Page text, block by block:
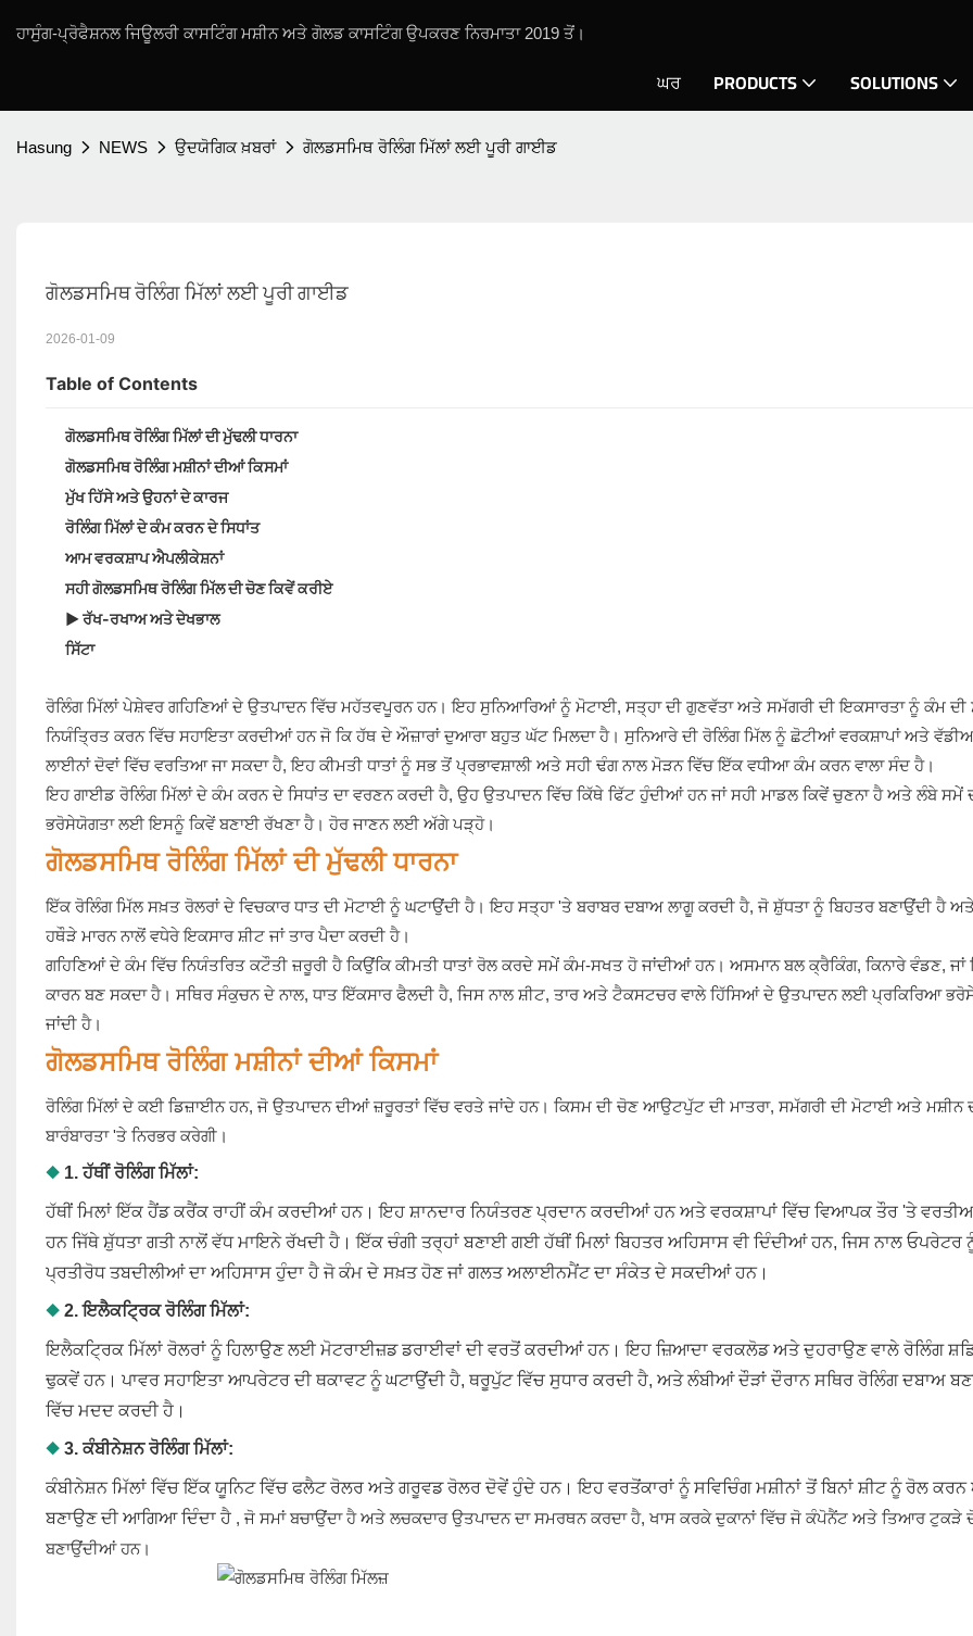
ਹਾਸੁੰਗ-ਪ੍ਰੋਫੈਸ਼ਨਲ ਜਿਊਲਰੀ ਕਾਸਟਿੰਗ ਮਸ਼ੀਨ ਅਤੇ ਗੋਲਡ ਕਾਸਟਿੰਗ ਉਪਕਰਣ ਨਿਰਮਾਤਾ 2019 ਤੋਂ।
ਘਰ PRODUCTS SOLUTIONS
Hasung NEWS ਉਦਯੋਗਿਕ ਖ਼ਬਰਾਂ ਗੋਲਡਸਮਿਥ ਰੋਲਿੰਗ ਮਿੱਲਾਂ ਲਈ ਪੂਰੀ ਗਾਈਡ
ਗੋਲਡਸਮਿਥ ਰੋਲਿੰਗ ਮਿੱਲਾਂ ਲਈ ਪੂਰੀ ਗਾਈਡ
2026-01-09
Table of Contents
ਗੋਲਡਸਮਿਥ ਰੋਲਿੰਗ ਮਿੱਲਾਂ ਦੀ ਮੁੱਢਲੀ ਧਾਰਨਾ
ਗੋਲਡਸਮਿਥ ਰੋਲਿੰਗ ਮਸ਼ੀਨਾਂ ਦੀਆਂ ਕਿਸਮਾਂ
ਮੁੱਖ ਹਿੱਸੇ ਅਤੇ ਉਹਨਾਂ ਦੇ ਕਾਰਜ
ਰੋਲਿੰਗ ਮਿੱਲਾਂ ਦੇ ਕੰਮ ਕਰਨ ਦੇ ਸਿਧਾਂਤ
ਆਮ ਵਰਕਸ਼ਾਪ ਐਪਲੀਕੇਸ਼ਨਾਂ
ਸਹੀ ਗੋਲਡਸਮਿਥ ਰੋਲਿੰਗ ਮਿੱਲ ਦੀ ਚੋਣ ਕਿਵੇਂ ਕਰੀਏ
▶ ਰੱਖ-ਰਖਾਅ ਅਤੇ ਦੇਖਭਾਲ
ਸਿੱਟਾ
ਰੋਲਿੰਗ ਮਿੱਲਾਂ ਪੇਸ਼ੇਵਰ ਗਹਿਣਿਆਂ ਦੇ ਉਤਪਾਦਨ ਵਿੱਚ ਮਹੱਤਵਪੂਰਨ ਹਨ। ਇਹ ਸੁਨਿਆਰਿਆਂ ਨੂੰ ਮੋਟਾਈ, ਸਤ੍ਹਾ ਦੀ ਗੁਣਵੱਤਾ ਅਤੇ ਸਮੱਗਰੀ ਦੀ ਇਕਸਾਰਤਾ ਨੂੰ ਕੰਮ ਦੀ
ਨਿਯੰਤ੍ਰਿਤ ਕਰਨ ਵਿੱਚ ਸਹਾਇਤਾ ਕਰਦੀਆਂ ਹਨ ਜੋ ਕਿ ਹੱਥ ਦੇ ਔਜ਼ਾਰਾਂ ਦੁਆਰਾ ਬਹੁਤ ਘੱਟ ਮਿਲਦਾ ਹੈ। ਸੁਨਿਆਰੇ ਦੀ ਰੋਲਿੰਗ ਮਿੱਲ ਨੂੰ ਛੋਟੀਆਂ ਵਰਕਸ਼ਾਪਾਂ ਅਤੇ
ਲਾਈਨਾਂ ਦੋਵਾਂ ਵਿੱਚ ਵਰਤਿਆ ਜਾ ਸਕਦਾ ਹੈ, ਇਹ ਕੀਮਤੀ ਧਾਤਾਂ ਨੂੰ ਸਭ ਤੋਂ ਪ੍ਰਭਾਵਸ਼ਾਲੀ ਅਤੇ ਸਹੀ ਢੰਗ ਨਾਲ ਮੋੜਨ ਵਿੱਚ ਇੱਕ ਵਧੀਆ ਕੰਮ ਕਰਨ ਵਾਲਾ ਸੰਦ ਹੈ।
ਇਹ ਗਾਈਡ ਰੋਲਿੰਗ ਮਿੱਲਾਂ ਦੇ ਕੰਮ ਕਰਨ ਦੇ ਸਿਧਾਂਤ ਦਾ ਵਰਣਨ ਕਰਦੀ ਹੈ, ਉਹ ਉਤਪਾਦਨ ਵਿੱਚ ਕਿੱਥੇ ਫਿੱਟ ਹੁੰਦੀਆਂ ਹਨ ਜਾਂ ਸਹੀ ਮਾਡਲ ਕਿਵੇਂ ਚੁਣਨਾ ਹੈ ਅਤੇ ਲੰਬੇ ਸਮੇਂ
ਭਰੋਸੇਯੋਗਤਾ ਲਈ ਇਸਨੂੰ ਕਿਵੇਂ ਬਣਾਈ ਰੱਖਣਾ ਹੈ। ਹੋਰ ਜਾਣਨ ਲਈ ਅੱਗੇ ਪੜ੍ਹੋ।
ਗੋਲਡਸਮਿਥ ਰੋਲਿੰਗ ਮਿੱਲਾਂ ਦੀ ਮੁੱਢਲੀ ਧਾਰਨਾ
ਇੱਕ ਰੋਲਿੰਗ ਮਿੱਲ ਸਖ਼ਤ ਰੋਲਰਾਂ ਦੇ ਵਿਚਕਾਰ ਧਾਤ ਦੀ ਮੋਟਾਈ ਨੂੰ ਘਟਾਉਂਦੀ ਹੈ। ਇਹ ਸਤ੍ਹਾ 'ਤੇ ਬਰਾਬਰ ਦਬਾਅ ਲਾਗੂ ਕਰਦੀ ਹੈ, ਜੋ ਸ਼ੁੱਧਤਾ ਨੂੰ ਬਿਹਤਰ ਬਣਾਉਂਦੀ ਹੈ ਅਤੇ
ਹਥੌੜੇ ਮਾਰਨ ਨਾਲੋਂ ਵਧੇਰੇ ਇਕਸਾਰ ਸ਼ੀਟ ਜਾਂ ਤਾਰ ਪੈਦਾ ਕਰਦੀ ਹੈ।
ਗਹਿਣਿਆਂ ਦੇ ਕੰਮ ਵਿੱਚ ਨਿਯੰਤਰਿਤ ਕਟੌਤੀ ਜ਼ਰੂਰੀ ਹੈ ਕਿਉਂਕਿ ਕੀਮਤੀ ਧਾਤਾਂ ਰੋਲ ਕਰਦੇ ਸਮੇਂ ਕੰਮ-ਸਖਤ ਹੋ ਜਾਂਦੀਆਂ ਹਨ। ਅਸਮਾਨ ਬਲ ਕ੍ਰੈਕਿੰਗ, ਕਿਨਾਰੇ ਵੰਡਣ, ਜਾਂ
ਕਾਰਨ ਬਣ ਸਕਦਾ ਹੈ। ਸਥਿਰ ਸੰਕੁਚਨ ਦੇ ਨਾਲ, ਧਾਤ ਇੱਕਸਾਰ ਫੈਲਦੀ ਹੈ, ਜਿਸ ਨਾਲ ਸ਼ੀਟ, ਤਾਰ ਅਤੇ ਟੈਕਸਟਚਰ ਵਾਲੇ ਹਿੱਸਿਆਂ ਦੇ ਉਤਪਾਦਨ ਲਈ ਪ੍ਰਕਿਰਿਆ
ਜਾਂਦੀ ਹੈ।
ਗੋਲਡਸਮਿਥ ਰੋਲਿੰਗ ਮਸ਼ੀਨਾਂ ਦੀਆਂ ਕਿਸਮਾਂ
ਰੋਲਿੰਗ ਮਿੱਲਾਂ ਦੇ ਕਈ ਡਿਜ਼ਾਈਨ ਹਨ, ਜੋ ਉਤਪਾਦਨ ਦੀਆਂ ਜ਼ਰੂਰਤਾਂ ਵਿੱਚ ਵਰਤੇ ਜਾਂਦੇ ਹਨ। ਕਿਸਮ ਦੀ ਚੋਣ ਆਉਟਪੁੱਟ ਦੀ ਮਾਤਰਾ, ਸਮੱਗਰੀ ਦੀ ਮੋਟਾਈ ਅਤੇ ਮਸ਼ੀਨ
ਬਾਰੰਬਾਰਤਾ 'ਤੇ ਨਿਰਭਰ ਕਰੇਗੀ।
◆1. ਹੱਥੀਂ ਰੋਲਿੰਗ ਮਿੱਲਾਂ:
ਹੱਥੀਂ ਮਿਲਾਂ ਇੱਕ ਹੈਂਡ ਕਰੈਂਕ ਰਾਹੀਂ ਕੰਮ ਕਰਦੀਆਂ ਹਨ। ਇਹ ਸ਼ਾਨਦਾਰ ਨਿਯੰਤਰਣ ਪ੍ਰਦਾਨ ਕਰਦੀਆਂ ਹਨ ਅਤੇ ਵਰਕਸ਼ਾਪਾਂ ਵਿੱਚ ਵਿਆਪਕ ਤੌਰ 'ਤੇ
ਹਨ ਜਿੱਥੇ ਸ਼ੁੱਧਤਾ ਗਤੀ ਨਾਲੋਂ ਵੱਧ ਮਾਇਨੇ ਰੱਖਦੀ ਹੈ। ਇੱਕ ਚੰਗੀ ਤਰ੍ਹਾਂ ਬਣਾਈ ਗਈ ਹੱਥੀਂ ਮਿਲਾਂ ਬਿਹਤਰ ਅਹਿਸਾਸ ਵੀ ਦਿੰਦੀਆਂ ਹਨ, ਜਿਸ ਨਾਲ ਓਪਰੇਟਰ
ਪ੍ਰਤੀਰੋਧ ਤਬਦੀਲੀਆਂ ਦਾ ਅਹਿਸਾਸ ਹੁੰਦਾ ਹੈ ਜੋ ਕੰਮ ਦੇ ਸਖ਼ਤ ਹੋਣ ਜਾਂ ਗਲਤ ਅਲਾਈਨਮੈਂਟ ਦਾ ਸੰਕੇਤ ਦੇ ਸਕਦੀਆਂ ਹਨ।
◆2. ਇਲੈਕਟ੍ਰਿਕ ਰੋਲਿੰਗ ਮਿੱਲਾਂ:
ਇਲੈਕਟ੍ਰਿਕ ਮਿੱਲਾਂ ਰੋਲਰਾਂ ਨੂੰ ਹਿਲਾਉਣ ਲਈ ਮੋਟਰਾਈਜ਼ਡ ਡਰਾਈਵਾਂ ਦੀ ਵਰਤੋਂ ਕਰਦੀਆਂ ਹਨ। ਇਹ ਜ਼ਿਆਦਾ ਵਰਕਲੋਡ ਅਤੇ ਦੁਹਰਾਉਣ ਵਾਲੇ ਰੋਲਿੰਗ
ਢੁਕਵੇਂ ਹਨ। ਪਾਵਰ ਸਹਾਇਤਾ ਆਪਰੇਟਰ ਦੀ ਥਕਾਵਟ ਨੂੰ ਘਟਾਉਂਦੀ ਹੈ, ਥਰੂਪੁੱਟ ਵਿੱਚ ਸੁਧਾਰ ਕਰਦੀ ਹੈ, ਅਤੇ ਲੰਬੀਆਂ ਦੌੜਾਂ ਦੌਰਾਨ ਸਥਿਰ ਰੋਲਿੰਗ ਦਬਾਅ
ਵਿੱਚ ਮਦਦ ਕਰਦੀ ਹੈ।
◆3. ਕੰਬੀਨੇਸ਼ਨ ਰੋਲਿੰਗ ਮਿੱਲਾਂ:
ਕੰਬੀਨੇਸ਼ਨ ਮਿੱਲਾਂ ਵਿੱਚ ਇੱਕ ਯੂਨਿਟ ਵਿੱਚ ਫਲੈਟ ਰੋਲਰ ਅਤੇ ਗਰੂਵਡ ਰੋਲਰ ਦੋਵੇਂ ਹੁੰਦੇ ਹਨ। ਇਹ ਵਰਤੋਂਕਾਰਾਂ ਨੂੰ ਸਵਿਚਿੰਗ ਮਸ਼ੀਨਾਂ ਤੋਂ ਬਿਨਾਂ ਸ਼ੀਟ ਨੂੰ ਰੋਲ ਕਰਨ
ਬਣਾਉਣ ਦੀ ਆਗਿਆ ਦਿੰਦਾ ਹੈ, ਜੋ ਸਮਾਂ ਬਚਾਉਂਦਾ ਹੈ ਅਤੇ ਲਚਕਦਾਰ ਉਤਪਾਦਨ ਦਾ ਸਮਰਥਨ ਕਰਦਾ ਹੈ, ਖਾਸ ਕਰਕੇ ਦੁਕਾਨਾਂ ਵਿੱਚ ਜੋ ਕੰਪੋਨੈਂਟ ਅਤੇ ਤਿਆਰ ਟੁਕੜੇ
ਬਣਾਉਂਦੀਆਂ ਹਨ।